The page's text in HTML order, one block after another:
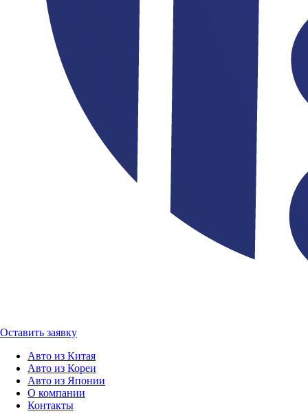
Оставить заявку
Авто из Китая
Авто из Кореи
Авто из Японии
О компании
Контакты